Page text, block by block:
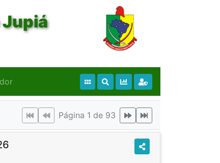
Jupiá
Página 1 de 93